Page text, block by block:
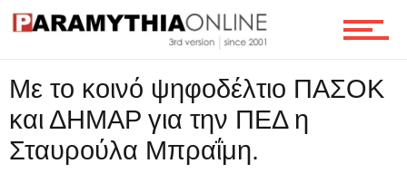
Τεχνολογία
Ροή
Με το κοινό ψηφοδέλτιο ΠΑΣΟΚ
και ΔΗΜΑΡ για την ΠΕΔ η
Σταυρούλα Μπραΐμη.